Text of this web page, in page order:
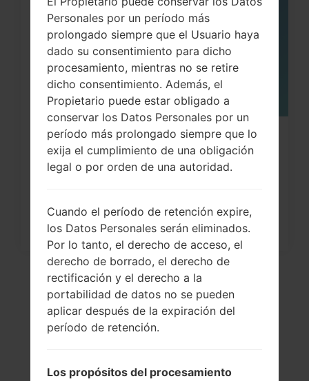
MAY
¿Cómo restablecer datos de fábrica
a través del menú...
Personales por un período más
prolongado siempre que el Usuario haya
dado su consentimiento para dicho
procesamiento, mientras no se retire
dicho consentimiento. Además, el
Propietario puede estar obligado a
conservar los Datos Personales por un
período más prolongado siempre que lo
exija el cumplimiento de una obligación
legal o por orden de una autoridad.
Cuando el período de retención expire,
los Datos Personales serán eliminados.
Por lo tanto, el derecho de acceso, el
derecho de borrado, el derecho de
rectificación y el derecho a la
portabilidad de datos no se pueden
aplicar después de la expiración del
período de retención.
Los propósitos del procesamiento